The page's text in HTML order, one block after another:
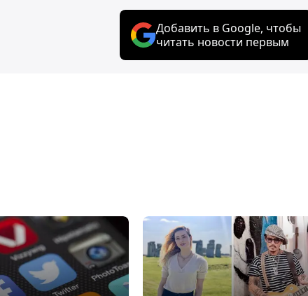
Добавить в Google, чтобы
читать новости первым